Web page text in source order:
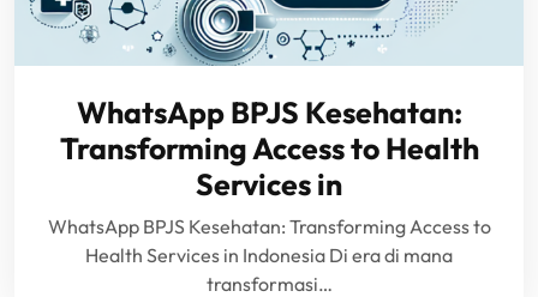
WhatsApp BPJS Kesehatan:
Transforming Access to Health
Services in
WhatsApp BPJS Kesehatan: Transforming Access to
Health Services in Indonesia Di era di mana
transformasi…